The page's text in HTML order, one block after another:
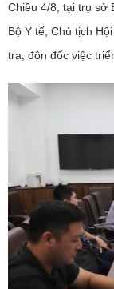
Chiều 4/8, tại trụ sở
Bộ Y tế, Chủ tịch
tra, đôn đốc việc